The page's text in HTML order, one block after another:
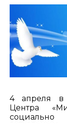
4 апреля в
Центра